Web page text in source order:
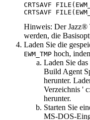
CRTSAVF
CRTSAVF
Hinweis: DerJazz®
werden, die
Laden Sie die
EWM_TMP hoch,
Laden Sie das
Build Agent
herunter.
Verzeichnis '
herunter.
Starten Sie
MS-DOS-